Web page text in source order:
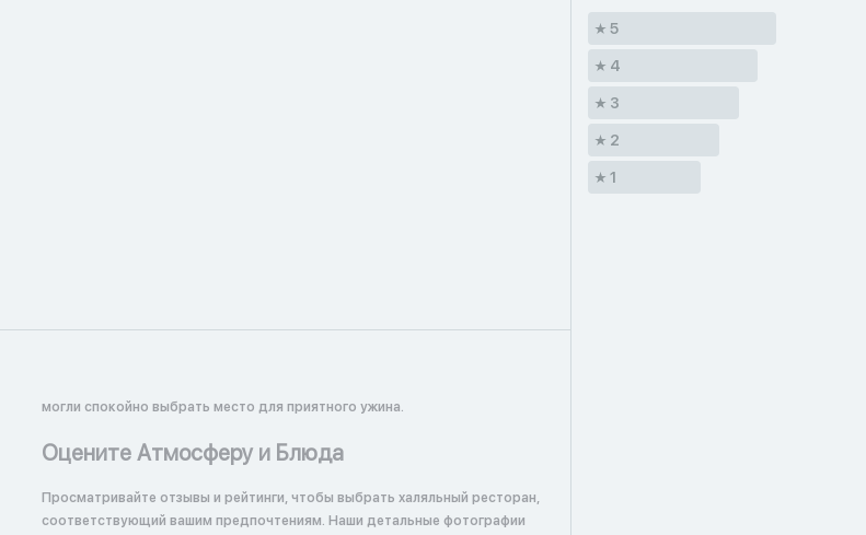
могли спокойно выбрать место для приятного ужина.
Оцените Атмосферу и Блюда
Просматривайте отзывы и рейтинги, чтобы выбрать халяльный ресторан,
соответствующий вашим предпочтениям. Наши детальные фотографии
5
4
3
2
1